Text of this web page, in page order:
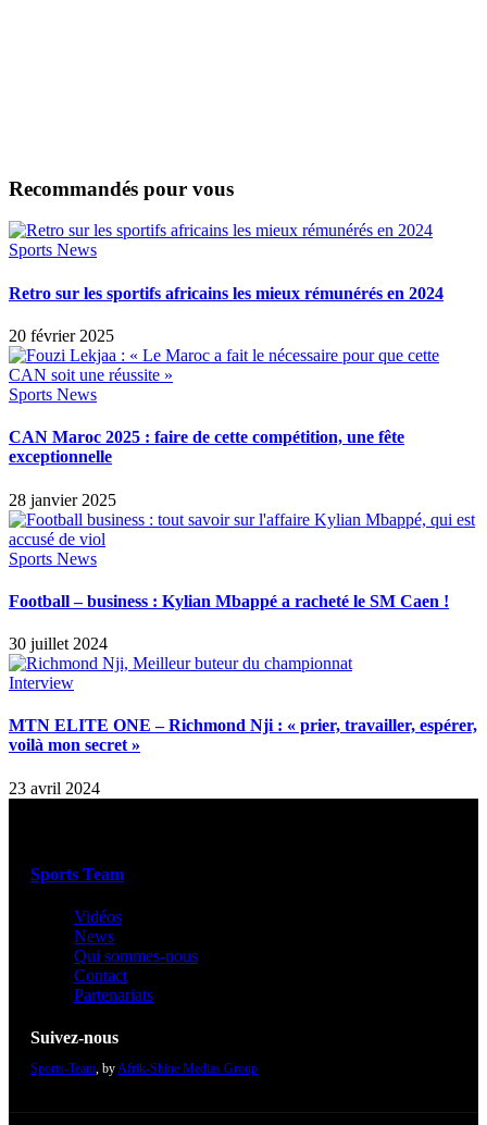
Recommandés pour vous
Sports News
Retro sur les sportifs africains les mieux rémunérés en 2024
20 février 2025
Sports News
CAN Maroc 2025 : faire de cette compétition, une fête
exceptionnelle
28 janvier 2025
Sports News
Football – business : Kylian Mbappé a racheté le SM Caen !
30 juillet 2024
Interview
MTN ELITE ONE – Richmond Nji : « prier, travailler, espérer,
voilà mon secret »
23 avril 2024
Sports Team
Vidéos
News
Qui sommes-nous
Contact
Partenariats
Suivez-nous
Sports-Team , by Afrik-Shine Medias Group